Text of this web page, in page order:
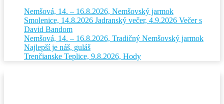
Nemšová, 14. – 16.8.2026, Nemšovský jarmok
Smolenice, 14.8.2026 Jadranský večer, 4.9.2026 Večer s
David Bandom
Nemšová, 14. – 16.8.2026, Tradičný Nemšovský jarmok
Najlepší je náš, guláš
Trenčianske Teplice, 9.8.2026, Hody